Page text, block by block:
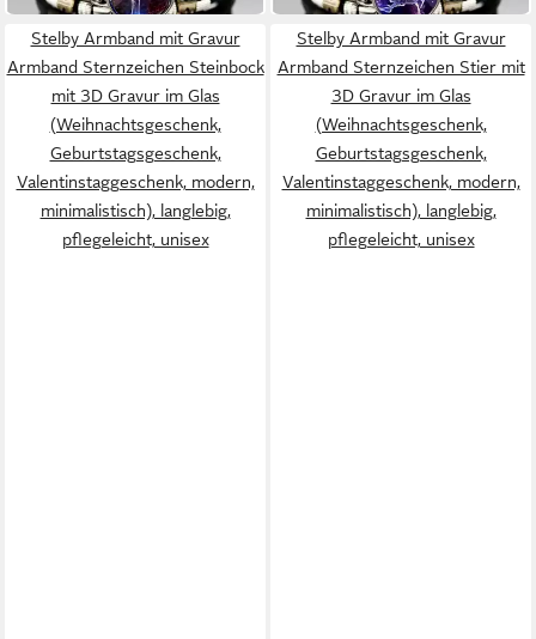
Stelby Armband mit Gravur
Armband Sternzeichen Steinbock
mit 3D Gravur im Glas
(Weihnachtsgeschenk,
Geburtstagsgeschenk,
Valentinstaggeschenk, modern,
minimalistisch), langlebig,
pflegeleicht, unisex
Stelby Armband mit Gravur
Armband Sternzeichen Stier mit
3D Gravur im Glas
(Weihnachtsgeschenk,
Geburtstagsgeschenk,
Valentinstaggeschenk, modern,
minimalistisch), langlebig,
pflegeleicht, unisex